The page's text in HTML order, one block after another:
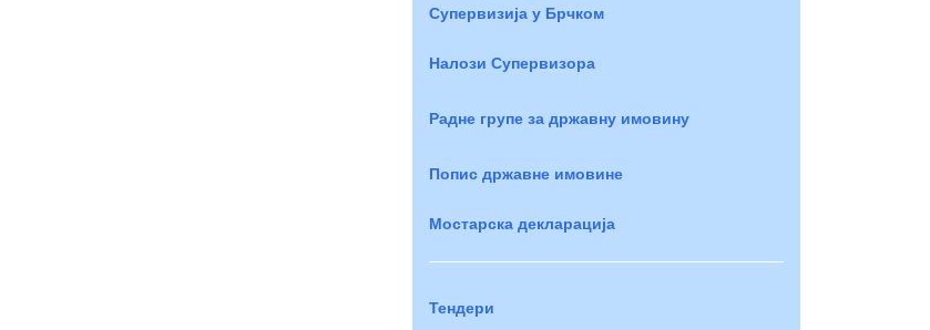
Супервизија у Брчком
Налози Супервизора
Радне групе за државну имовину
Попис државне имовине
Мостарска декларација
Тендери